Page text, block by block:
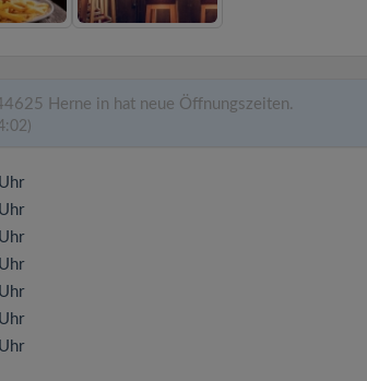
Herne in hat neue Öffnungszeiten.